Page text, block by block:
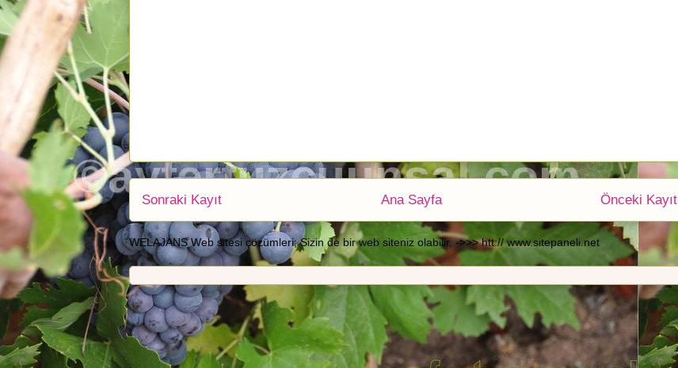
Sonraki Kayıt Önceki Kayıt
Ana Sayfa
WELAJANS Web sitesi çözümleri; Sizin de bir web siteniz olabilir. ->>> htt:// www.sitepaneli.net